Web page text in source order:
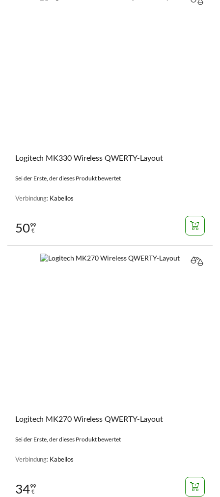
Logitech MK330 Wireless QWERTY-Layout
Sei der Erste, der dieses Produkt bewertet
Verbindung: Kabellos
5099
€
Logitech MK270 Wireless QWERTY-Layout
Sei der Erste, der dieses Produkt bewertet
Verbindung: Kabellos
3499
€